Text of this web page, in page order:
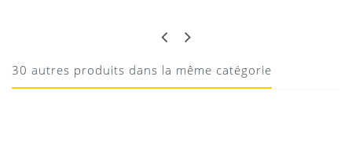
19/05/2020
30 autres produits dans la même catégorie